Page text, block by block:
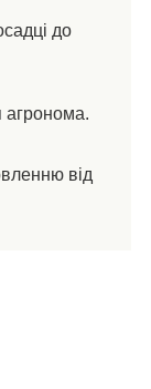
до
агронома.
від